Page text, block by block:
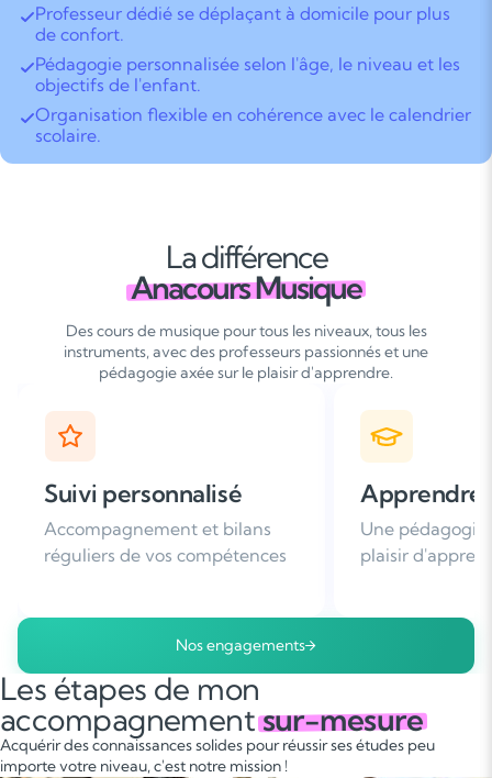
Professeur dédié se déplaçant à domicile pour plus
de confort.
Pédagogie personnalisée selon l'âge, le niveau et les
objectifs de l'enfant.
Organisation flexible en cohérence avec le calendrier
scolaire.
La différence
Anacours Musique
Des cours de musique pour tous les niveaux, tous les
instruments, avec des professeurs passionnés et une
pédagogie axée sur le plaisir d'apprendre.
Apprendre avec plaisir
Une pédagogie basée sur le
plaisir d'apprendre
Plus de 96% de
nous
Nos engagements
Les étapes de mon
accompagnementsur-mesure
Acquérir des connaissances solides pour réussir ses études peu
importe votre niveau, c'est notre mission !